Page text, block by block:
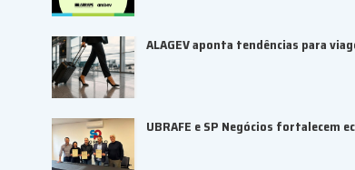
ALAGEV aponta tendências para
UBRAFE e SP Negócios fortalecem